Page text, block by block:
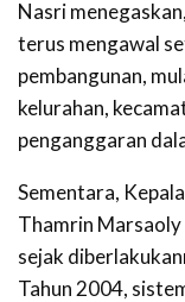
Nasri
terus mengawal
pembangunan,
kelurahan,
penganggaran
Sementara,
Thamrin Marsaoly
sejak
Tahun 2004,